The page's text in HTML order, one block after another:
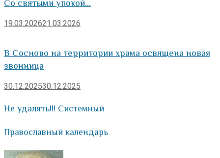
Со святыми упокой…
19.03.202621.03.2026
В Сосново на территории храма освящена новая
звонница
30.12.202530.12.2025
Не удалять!!! Системный
Православный календарь